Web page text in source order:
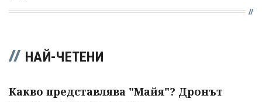
НАЙ-ЧЕТЕНИ
Какво представлява "Майя"? Дронът